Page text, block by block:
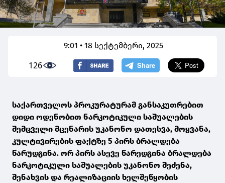
9:01 • 18 სექტემბერი, 2025
126
საქართველოს პროკურატურამ განსაკუთრებით
დიდი ოდენობით ნარკოტიკული საშუალების
შემცველი მცენარის უკანონო დათესვა, მოყვანა,
კულტივირების ფაქტზე 5 პირს ბრალდება
წარუდგინა. ორ პირს ასევე წარედგინა ბრალდება
ნარკოტიკული საშუალების უკანონო შეძენა,
შენახვის და რეალიზაციის ხელშეწყობის